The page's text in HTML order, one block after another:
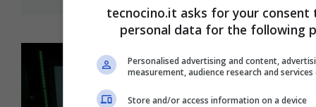
tecnocino.it asks for your consent
personal data for the following
Personalised advertising and content,
measurement, audience research and
Store and/or access information on a device